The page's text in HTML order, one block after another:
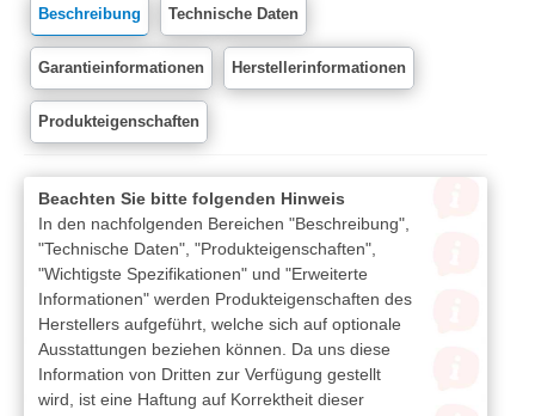
Beschreibung Technische Daten
Garantieinformationen Herstellerinformationen
Produkteigenschaften
Beachten Sie bitte folgenden Hinweis
In den nachfolgenden Bereichen "Beschreibung",
"Technische Daten", "Produkteigenschaften",
"Wichtigste Spezifikationen" und "Erweiterte
Informationen" werden Produkteigenschaften des
Herstellers aufgeführt, welche sich auf optionale
Ausstattungen beziehen können. Da uns diese
Information von Dritten zur Verfügung gestellt
wird, ist eine Haftung auf Korrektheit dieser